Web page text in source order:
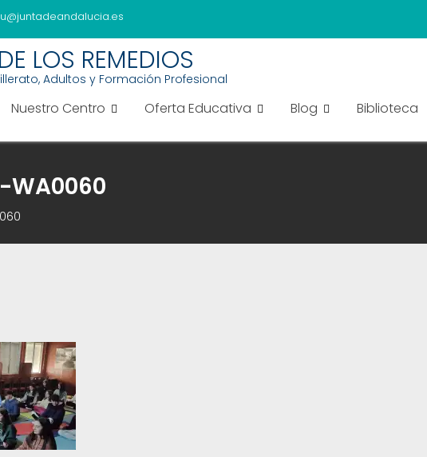
LOS REMEDIOS
Adultos y Formación Profesional
Nuestro Centro Oferta Educativa Blog Biblioteca
WA0060